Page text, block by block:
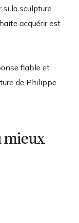
si la sculpture
acquérir est
fiable et
de Philippe
mieux